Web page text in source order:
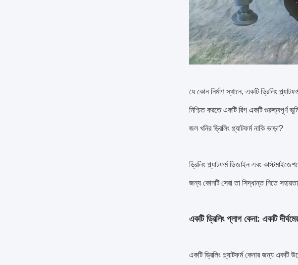
যে কোন নির্মাণ স্থানে, একটি ড্রিলিং
নিশ্চিত করতে একটি রিগ একটি গুরুত্বপূর্ণ
জল খনির ড্রিলিং প্ল্যাটফর্ম নাকি ভাড়া?
ড্রিলিং প্ল্যাটফর্ম ডিজাইন এবং
জন্য কোনটি সেরা তা সিদ্ধান্ত নিতে
একটি ড্রিলিং প্লাগ কেনা: একটি
একটি ড্রিলিং প্ল্যাটফর্ম কেনার জন্য একটি